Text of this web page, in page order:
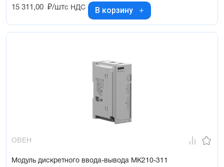
15 311,00 ₽/штс НДС В корзину
ОВЕН
Модуль дискретного ввода-вывода МК210-311